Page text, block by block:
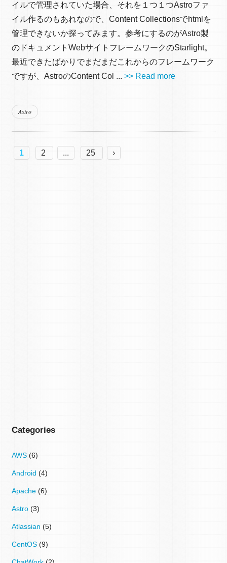
イルで管理されていた場合、それを１つ１つAstroファ
イル作るのもあれなので、Content Collectionsでhtmlを
管理できないか探ってみます。参考にするのがAstro製
のドキュメントWebサイトフレームワークのStarlight。
最近できたばかりでまだまだこれからのフレームワーク
ですが、AstroのContent Col ... >> Read more
Astro
1 2 ... 25 ›
Categories
AWS (6)
Android (4)
Apache (6)
Astro (3)
Atlassian (5)
CentOS (9)